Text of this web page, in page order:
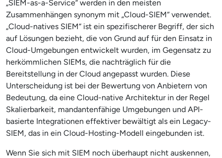
„SIEM-as-a-Service“ werden in den meisten
Zusammenhängen synonym mit „Cloud-SIEM“ verwendet.
„Cloud-natives SIEM“ ist ein spezifischerer Begriff, der sich
auf Lösungen bezieht, die von Grund auf für den Einsatz in
Cloud-Umgebungen entwickelt wurden, im Gegensatz zu
herkömmlichen SIEMs, die nachträglich für die
Bereitstellung in der Cloud angepasst wurden. Diese
Unterscheidung ist bei der Bewertung von Anbietern von
Bedeutung, da eine Cloud-native Architektur in der Regel
Skalierbarkeit, mandantenfähige Umgebungen und API-
basierte Integrationen effektiver bewältigt als ein Legacy-
SIEM, das in ein Cloud-Hosting-Modell eingebunden ist.
Wenn Sie sich mit SIEM noch überhaupt nicht auskennen,